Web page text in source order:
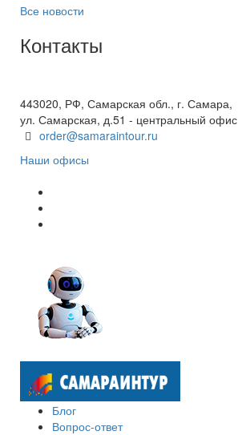
Все новости
Контакты
443020, РФ, Самарская обл., г. Самара,
ул. Самарская, д.51 - центральный офис
order@samaraintour.ru
Наши офисы
Блог
Вопрос-ответ